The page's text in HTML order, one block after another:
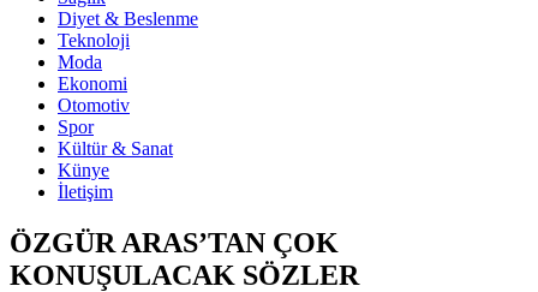
Diyet & Beslenme
Teknoloji
Moda
Ekonomi
Otomotiv
Spor
Kültür & Sanat
Künye
İletişim
ÖZGÜR ARAS’TAN ÇOK
KONUŞULACAK SÖZLER